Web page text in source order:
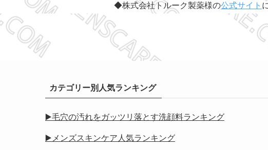
◆株式会社トルーク製薬様の公式サイト
カテゴリー別人気ランキング
▶️毛穴の汚れをガッツリ落とす洗顔料ランキング
▶️メンズスキンケア人気ランキング